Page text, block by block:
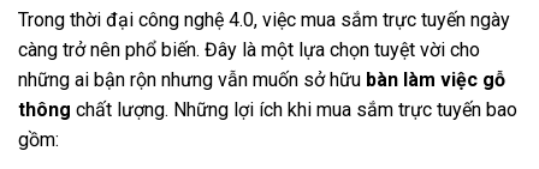
Trong thời đại công nghệ 4.0, việc mua sắm trực tuyến ngày
càng trở nên phổ biến. Đây là một lựa chọn tuyệt vời cho
những ai bận rộn nhưng vẫn muốn sở hữu bàn làm việc gỗ
thông chất lượng. Những lợi ích khi mua sắm trực tuyến bao
gồm: